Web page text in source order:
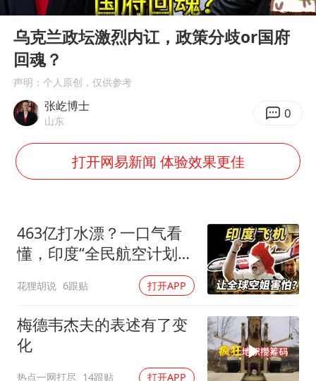
泰高官回应中国人在泰遭歧视：全面调查
四川宜宾市高县发生4.9级地震
改名后的“青海拉面”店
女子开一天一夜空调后二氧化碳中毒
“空调24小时开着更省电”不实
“不建议大家买深色蛋糕”
70多岁父亲独自坐车到上海看望女儿
粉笔教育发布“自曝式”公开信
OpenAI为免费用户升级GPT-5.6 Luna
Play
乌克兰政坛激烈内讧，政策分歧or国府
回魂？
声明：个人原创，仅供参考
张屹博士
山东 0
打开网易新闻 体验效果更佳
463亿打水漂？一口气看
懂，印度“全民航空计划”
花狸胡说 6跟贴 打开APP
梅德韦杰夫的表述有了变
化
热点一网打尽 14跟贴 打开APP